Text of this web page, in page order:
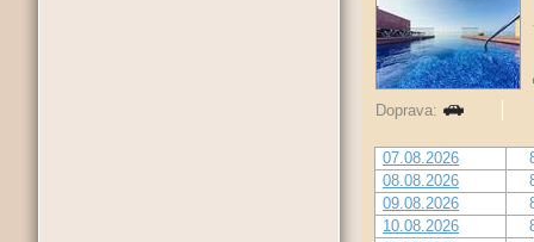
Doprava:
07.08.2026
08.08.2026
09.08.2026
10.08.2026